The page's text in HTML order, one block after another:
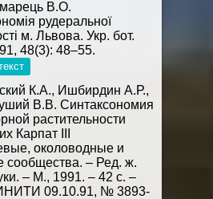
В.О.
рудеральної
м. Львова. Укр. бот.
48(3): 48–55.
К.А., Ишбирдин А.Р.,
В.В. Синтаксономия
растительности
Карпат III
околоводные и
сообщества. – Ред. ж.
– М., 1991. – 42 с. –
09.10.91, № 3893-